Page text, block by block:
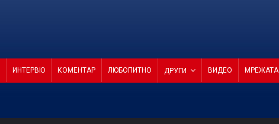
ИНТЕРВЮ КОМЕНТАР ЛЮБОПИТНО ДРУГИ ВИДЕО МРЕЖАТА